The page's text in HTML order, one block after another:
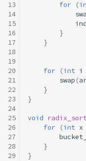
13
14
15
16
17
18
19
20
21
22
23
24
25
26
27
28
29
for
(
ind
}
}
for (int i
swap (
}
}
void
for
(int x
}
}